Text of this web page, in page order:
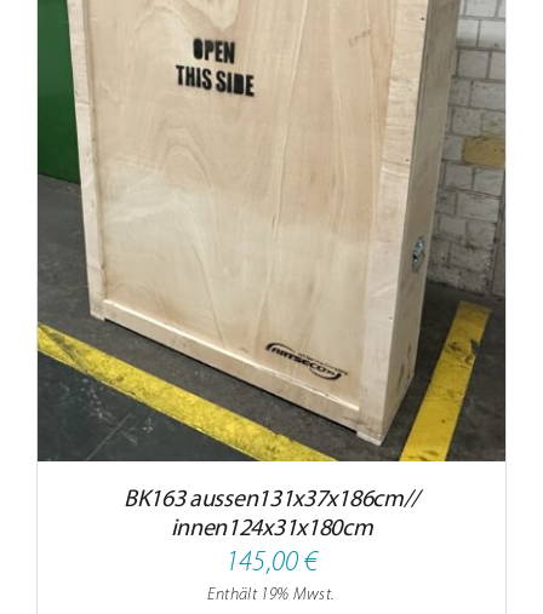
BK163 aussen131x37x186cm//
innen124x31x180cm
145,00€
Enthält 19% Mwst.